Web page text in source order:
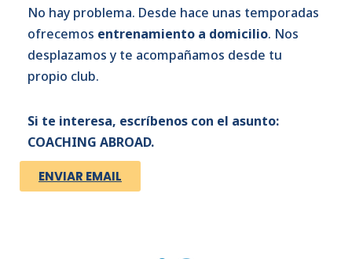
No hay problema. Desde hace unas temporadas
ofrecemos entrenamiento a domicilio. Nos
desplazamos y te acompañamos desde tu
propio club.
Si te interesa, escríbenos con el asunto:
COACHING ABROAD.
ENVIAR EMAIL